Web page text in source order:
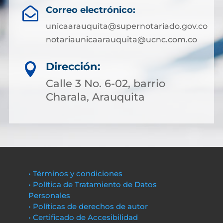
 Correo electrónico:
unicaarauquita@supernotariado.gov.co
notariaunicaarauquita@ucnc.com.co

Dirección:
Calle 3 No. 6-02, barrio
Charala, Arauquita
• Términos y condiciones
• Política de Tratamiento de Datos
Personales
• Políticas de derechos de autor
• Certificado de Accesibilidad